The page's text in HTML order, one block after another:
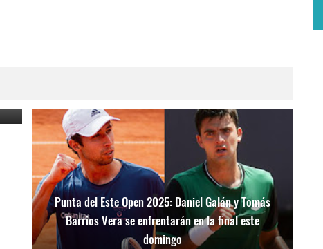
Punta del Este Open 2025: Daniel Galán y Tomás
Barrios Vera se enfrentarán en la final este
domingo